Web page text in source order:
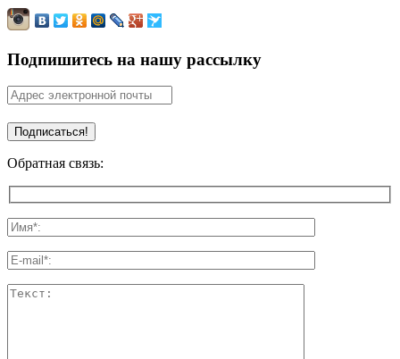
Подпишитесь на нашу рассылку
Обратная связь: